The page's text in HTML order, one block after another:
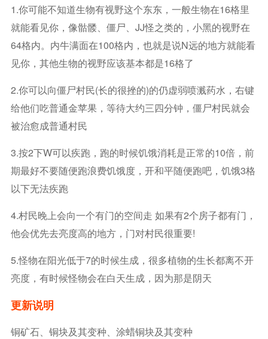
1.你可能不知道生物有视野这个东东，一般生物在16格里
就能看见你，像骷髅、僵尸、JJ怪之类的，小黑的视野在
64格内。内牛满面在100格内，也就是说N远的地方就能看
见你，其他生物的视野应该基本都是16格了
2.你可以向僵尸村民(长的很挫的)的仍虚弱喷溅药水，右键
给他们吃普通金苹果，等待大约三四分钟，僵尸村民就会
被治愈成普通村民
3.按2下W可以疾跑，跑的时候饥饿消耗是正常的10倍，前
期最好不要随便跑浪费饥饿度，开和平随便跑吧，饥饿3格
以下无法疾跑
4.村民晚上会向一个有门的空间走 如果有2个房子都有门，
他会优先去亮度高的地方，门对村民很重要!
5.怪物在阳光低于7的时候生成，很多植物的生长都离不开
亮度，有时候怪物会在白天生成，因为那是阴天
更新说明
铜矿石、铜块及其变种、涂蜡铜块及其变种